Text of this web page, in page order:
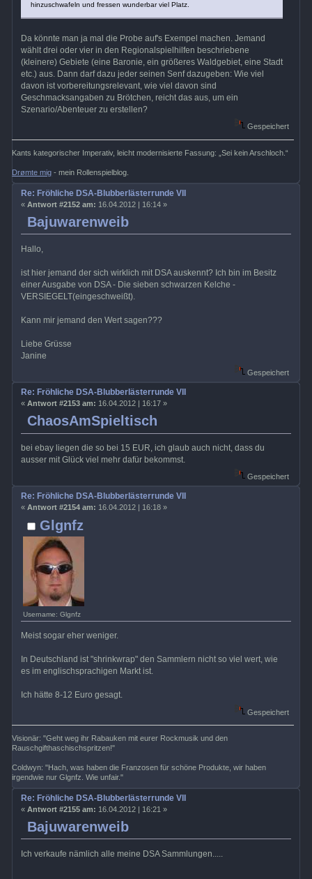
hinzuschwafeln und fressen wunderbar viel Platz.
Da könnte man ja mal die Probe auf's Exempel machen. Jemand
wählt drei oder vier in den Regionalspielhilfen beschriebene
(kleinere) Gebiete (eine Baronie, ein größeres Waldgebiet, eine Stadt
etc.) aus. Dann darf dazu jeder seinen Senf dazugeben: Wie viel
davon ist vorbereitungsrelevant, wie viel davon sind
Geschmacksangaben zu Brötchen, reicht das aus, um ein
Szenario/Abenteuer zu erstellen?
Gespeichert
Kants kategorischer Imperativ, leicht modernisierte Fassung: „Sei kein Arschloch.“
Drømte mig - mein Rollenspielblog.
Bajuwarenweib
Re: Fröhliche DSA-Blubberlästerrunde VII
« Antwort #2152 am: 16.04.2012 | 16:14 »
Hallo,
ist hier jemand der sich wirklich mit DSA auskennt? Ich bin im Besitz
einer Ausgabe von DSA - Die sieben schwarzen Kelche -
VERSIEGELT(eingeschweißt).
Kann mir jemand den Wert sagen???
Liebe Grüsse
Janine
Gespeichert
ChaosAmSpieltisch
Re: Fröhliche DSA-Blubberlästerrunde VII
« Antwort #2153 am: 16.04.2012 | 16:17 »
bei ebay liegen die so bei 15 EUR, ich glaub auch nicht, dass du
ausser mit Glück viel mehr dafür bekommst.
Gespeichert
Glgnfz
Username: Glgnfz
Re: Fröhliche DSA-Blubberlästerrunde VII
« Antwort #2154 am: 16.04.2012 | 16:18 »
Meist sogar eher weniger.
In Deutschland ist "shrinkwrap" den Sammlern nicht so viel wert, wie
es im englischsprachigen Markt ist.
Ich hätte 8-12 Euro gesagt.
Gespeichert
Visionär: "Geht weg ihr Rabauken mit eurer Rockmusik und den
Rauschgifthaschischspritzen!"
Coldwyn: "Hach, was haben die Franzosen für schöne Produkte, wir haben
irgendwie nur Glgnfz. Wie unfair."
Bajuwarenweib
Re: Fröhliche DSA-Blubberlästerrunde VII
« Antwort #2155 am: 16.04.2012 | 16:21 »
Ich verkaufe nämlich alle meine DSA Sammlungen.....